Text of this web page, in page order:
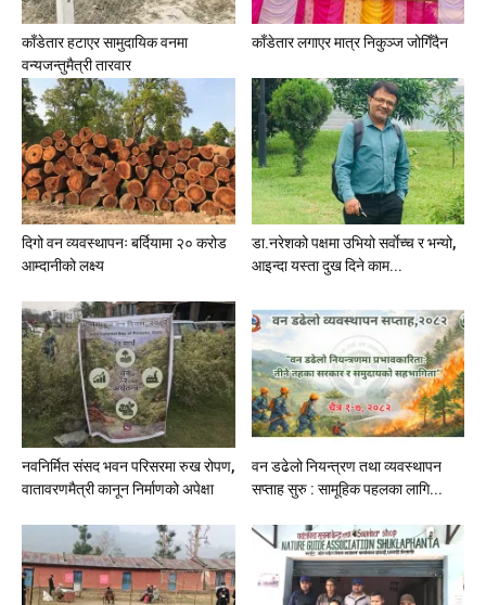
काँडेतार हटाएर सामुदायिक वनमा
वन्यजन्तुमैत्री तारवार
काँडेतार लगाएर मात्र निकुञ्ज जोगिँदैन
दिगो वन व्यवस्थापनः बर्दियामा २० करोड
आम्दानीको लक्ष्य
डा.नरेशको पक्षमा उभियो सर्वाेच्च र भन्यो,
आइन्दा यस्ता दुख दिने काम...
नवनिर्मित संसद भवन परिसरमा रुख रोपण,
वातावरणमैत्री कानून निर्माणको अपेक्षा
वन डढेलो नियन्त्रण तथा व्यवस्थापन
सप्ताह सुरु : सामूहिक पहलका लागि...